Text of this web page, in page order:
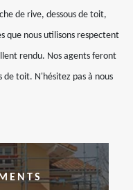
de rive, dessous de toit,
que nous utilisons respectent
rendu. Nos agents feront
de toit. N'hésitez pas à nous